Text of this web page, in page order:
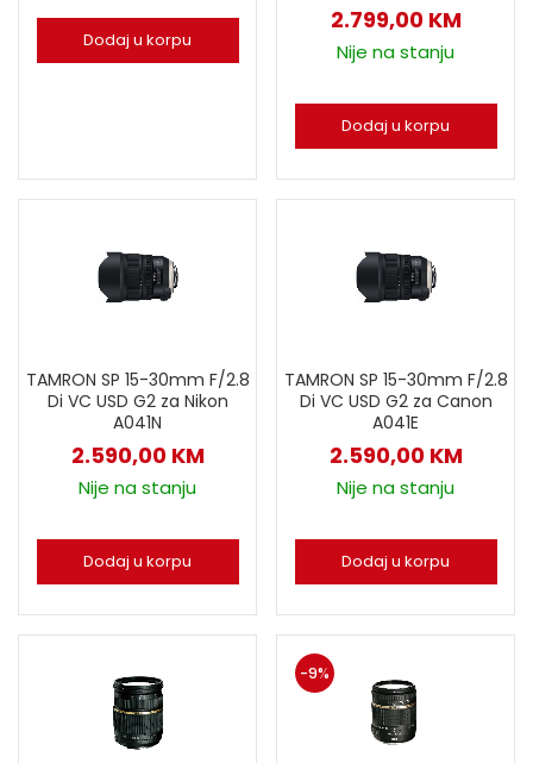
Dodaj u korpu
2.799,00 KM
Nije na stanju
Dodaj u korpu
TAMRON SP 15-30mm F/2.8
Di VC USD G2 za Nikon
A041N
2.590,00 KM
Nije na stanju
Dodaj u korpu
TAMRON SP 15-30mm F/2.8
Di VC USD G2 za Canon
A041E
2.590,00 KM
Nije na stanju
Dodaj u korpu
-9%